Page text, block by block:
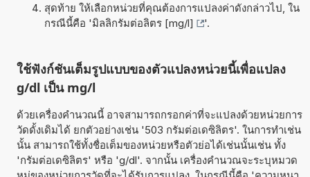
สุดท้าย ให้เลือกหน่วยที่คุณต้องการแปลงค่าดังกล่าวไป, ใน
กรณีนี้คือ 'มิลลิกรัมต่อลิตร [mg/l] '.
ใช้ฟังก์ชันเต็มรูปแบบของตัวแปลงหน่วยนี้เพื่อแปลง
g/dl เป็น mg/l
ด้วยเครื่องคำนวณนี้ อาจสามารถกรอกค่าที่จะแปลงด้วยหน่วยการ
วัดดั้งเดิมได้ ยกตัวอย่างเช่น '503 กรัมต่อเดซิลิตร'. ในการทำเช่น
นั้น สามารถใช้ทั้งชื่อเต็มของหน่วยหรือตัวย่อได้เช่นนั้นเช่น ทั้ง
'กรัมต่อเดซิลิตร' หรือ 'g/dl'. จากนั้น เครื่องคำนวณจะระบุหมวด